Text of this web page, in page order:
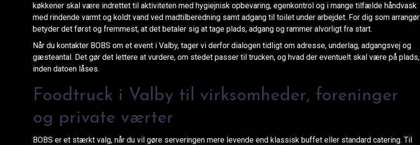
køkkener skal være indrettet til aktiviteten med hygiejnisk opbevaring, egenkontrol og i mange tilfælde håndvask
med rindende varmt og koldt vand ved madtilberedning samt adgang til toilet under arbejdet. For dig som arrangør
betyder det først og fremmest, at det betaler sig at tage plads, adgang og rammer alvorligt fra start.
Når du kontakter BOBS om et event i Valby, tager vi derfor dialogen tidligt om adresse, underlag, adgangsvej og
gæsteantal. Det gør det lettere at vurdere, om stedet passer til trucken, og hvad der eventuelt skal være på plads,
inden datoen låses.
Foodtruck i Valby til virksomheder, foreninger
og private værter
BOBS er et stærkt valg, når du vil gøre serveringen mere levende end klassisk buffet eller standard catering. Til